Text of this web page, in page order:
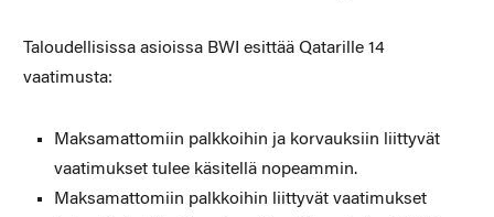
Taloudellisissa asioissa BWI esittää Qatarille 14
vaatimusta:
Maksamattomiin palkkoihin ja korvauksiin liittyvät
vaatimukset tulee käsitellä nopeammin.
Maksamattomiin palkkoihin liittyvät vaatimukset